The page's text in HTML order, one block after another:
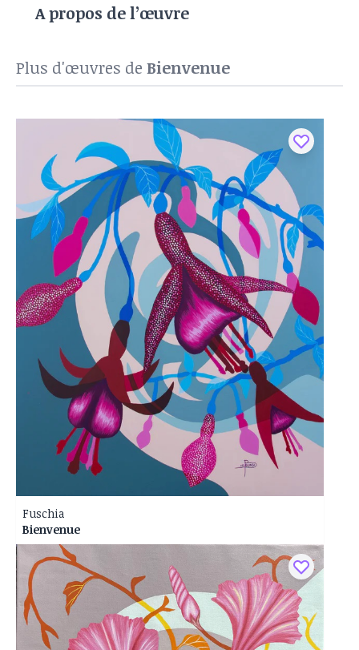
A propos de l’œuvre
Plus d'œuvres de Bienvenue
Fuschia
Bienvenue